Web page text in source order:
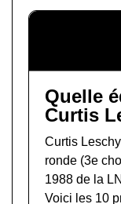
Quelle
Curtis
Curtis
ronde (3e
1988 de la
Voici les 10